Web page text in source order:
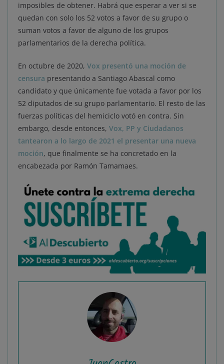
imposibles de obtener. Habrá que esperar a ver si se
quedan con solo los 52 votos a favor de su grupo o
suman votos a favor de alguno de los grupos
parlamentarios de la derecha política.
En octubre de 2020, Vox presentó una moción de
censura presentando a Santiago Abascal como
candidato y que únicamente fue votada a favor por los
52 diputados de su grupo parlamentario. El resto de las
fuerzas políticas del hemiciclo votó en contra. Sin
embargo, desde entonces, Vox, PP y Ciudadanos
tantearon a lo largo de 2021 el presentar una nueva
moción, que finalmente se ha concretado en la
encabezada por Ramón Tamamaes.